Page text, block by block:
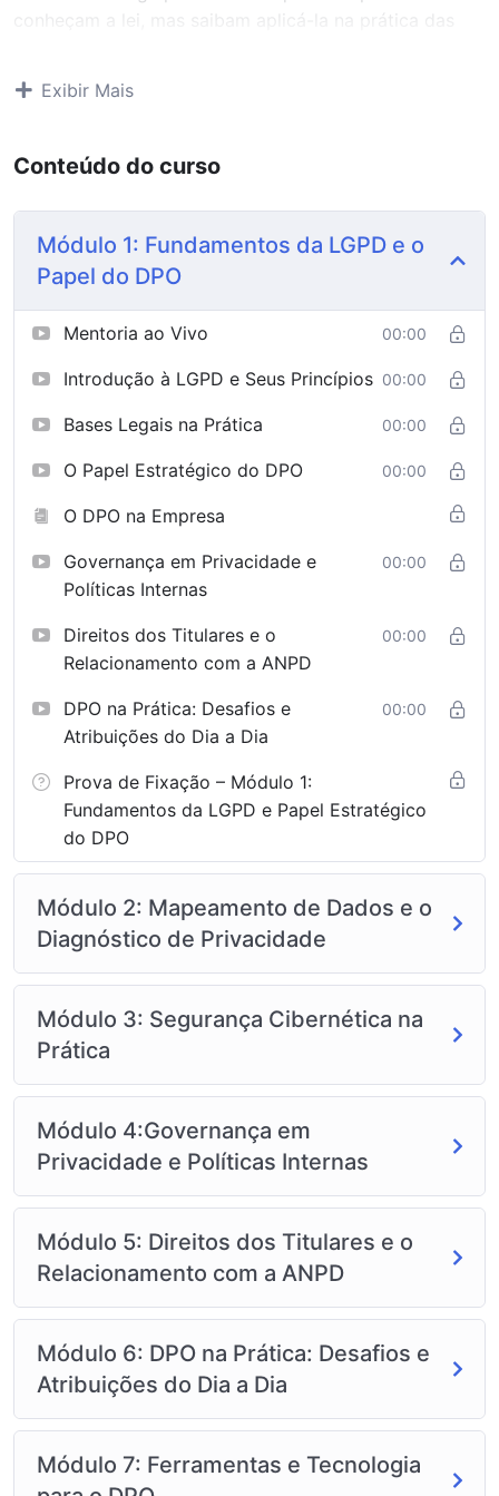
conheçam a lei, mas saibam aplicá-la na prática das
segurança e autoridade.
O que você aprenderá:
O Papel do DPO:
Gestão de Incidentes e Riscos:
Como agir em
casos de vazamento e como criar o Relatório de
proteção de ativos digitais.
Governança e Compliance:
Como implementar
Benefícios da sua Certificação:
Autoridade Profissional:Esteja pronto para
ocupar uma das funções mais requisitadas e bem
remuneradas da atualidade.
Visão Prática de Mercado:
reais de implementação em diversos setores.
Habilitação Técnica:Domine as ferramentas e
processos de conformidade exigidos pela
legislação brasileira.
Metodologia:Aulas profundas, com foco em resolução
de problemas reais e preparação para a atuação
imediata como DPO.
Exibir Mais
Conteúdo do curso
Módulo 1: Fundamentos da LGPD e o
Papel do DPO
Mentoria ao Vivo 00:00
Introdução à LGPD e Seus Princípios 00:00
Bases Legais na Prática 00:00
O Papel Estratégico do DPO 00:00
O DPO na Empresa
Governança em Privacidade e
Políticas Internas
00:00
Direitos dos Titulares e o
Relacionamento com a ANPD
00:00
DPO na Prática: Desafios e
Atribuições do Dia a Dia
00:00
Prova de Fixação – Módulo 1:
Fundamentos da LGPD e Papel Estratégico
do DPO
Módulo 2: Mapeamento de Dados e o
Diagnóstico de Privacidade
Módulo 3: Segurança Cibernética na
Prática
Módulo 4:Governança em
Privacidade e Políticas Internas
Módulo 5: Direitos dos Titulares e o
Relacionamento com a ANPD
Módulo 6: DPO na Prática: Desafios e
Atribuições do Dia a Dia
Módulo 7: Ferramentas e Tecnologia